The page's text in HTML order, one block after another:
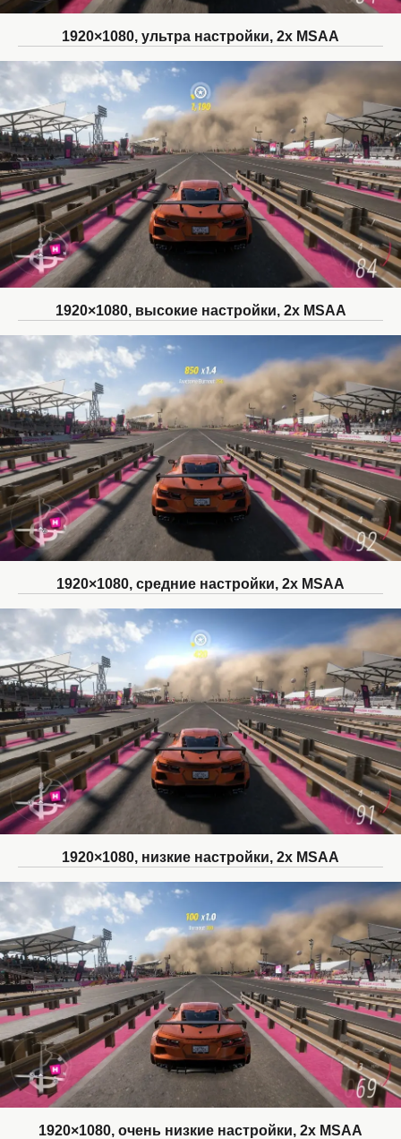
1920×1080, ультра настройки, 2x MSAA
1920×1080, высокие настройки, 2x MSAA
1920×1080, средние настройки, 2x MSAA
1920×1080, низкие настройки, 2x MSAA
1920×1080, очень низкие настройки, 2x MSAA